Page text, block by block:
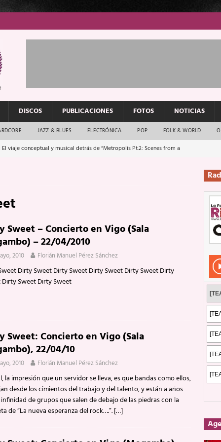
DISCOS PUBLICACIONES FOTOS NOTICIAS
JAZZ & BLUES ELECTRÓNICA POP FOLK & WORLD
El viaje conceptual y musical detrás de “Metropolis Pt.2: Scenes from a
El rock urbano sigue en buenas manos
que van a escucharte te saludan
certificados
ENTREVISTAS
2 de mayo de 2026 en Fuengirola
Su ‘aullido’ retumbó ferozmente en Fuengirola.
La historia de Nintendo Vol. 2
Sweet – Concierto en Vigo (Sala
– 22/04/2010
2010 Florián Manuel Pérez Sánchez
Dirty Sweet Dirty Sweet Dirty Sweet Dirty Sweet Dirty
Dirty Sweet Dirty Sweet
Sweet: Concierto en Vigo (Sala
22/04/10
2010 Florián Manuel Pérez Sánchez
la impresión que un servidor se lleva, es que bandas como ellos,
desde los cimientos del trabajo y del talento, y están a años
de grupos que salen de debajo de las piedras con la
de “La nueva esperanza del rock….”.[…]